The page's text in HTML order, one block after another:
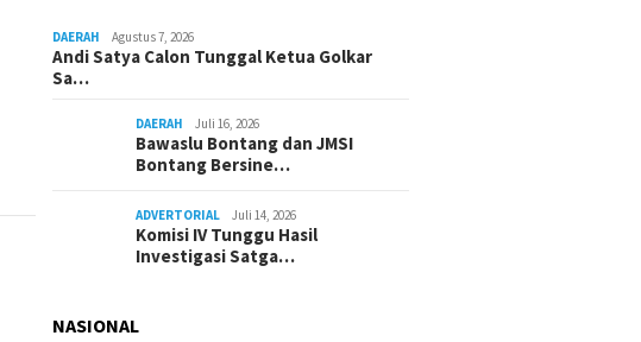
DAERAH Agustus 7, 2026
Andi Satya Calon Tunggal Ketua Golkar
Sa…
DAERAH Juli 16, 2026
Bawaslu Bontang dan JMSI
Bontang Bersine…
ADVERTORIAL Juli 14, 2026
Komisi IV Tunggu Hasil
Investigasi Satga…
NASIONAL